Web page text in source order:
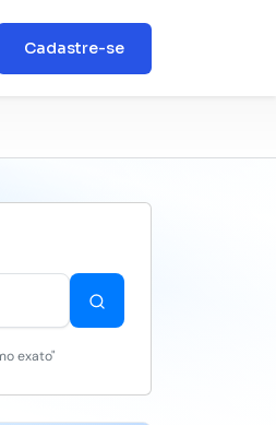
Cadastre-se
exato"